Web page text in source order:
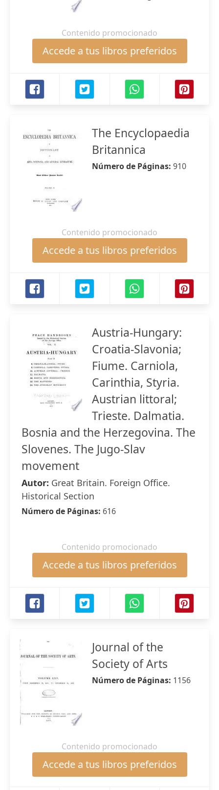
Contenido promocionado
Accede a tus libros preferidos
The Encyclopaedia
Britannica
Número de Páginas: 910
Contenido promocionado
Accede a tus libros preferidos
Austria-Hungary:
Croatia-Slavonia;
Fiume. Carniola,
Carinthia, Styria.
Austrian littoral;
Trieste. Dalmatia.
Bosnia and the Herzegovina. The
Slovenes. The Jugo-Slav
movement
Autor: Great Britain. Foreign Office.
Historical Section
Número de Páginas: 616
Contenido promocionado
Accede a tus libros preferidos
Journal of the
Society of Arts
Número de Páginas: 1156
Contenido promocionado
Accede a tus libros preferidos